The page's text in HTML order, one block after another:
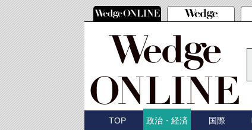
TOP 政治・経済 国際